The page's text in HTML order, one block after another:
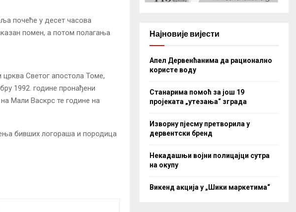
почеће у десет часова
помен, а потом полагања
Светог апостола Томе,
1992. године пронађени
на Мали Васкрс те године на
бивших логораша и породица
Најновије вијести
Апел Дервенћанима да рационално
користе воду
Станарима помоћ за још 19
пројеката „утезања“ зграда
Изворну пјесму претворила у
дервентски бренд
Некадашњи војни полицајци сутра
на окупу
Викенд акција у „Шики маркетима“